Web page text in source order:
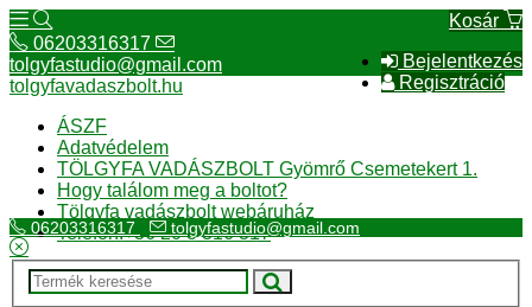
Kosár
Bejelentkezés
Regisztráció
06203316317
tolgyfastudio@gmail.com
tolgyfavadaszbolt.hu
ÁSZF
Adatvédelem
TÖLGYFA VADÁSZBOLT Gyömrő Csemetekert 1.
Hogy találom meg a boltot?
Tölgyfa vadászbolt webáruház
Telefon:+36 20 3 316 317
06203316317 tolgyfastudio@gmail.com